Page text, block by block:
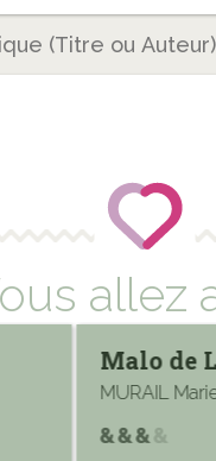
allez
Malo de
MURAIL